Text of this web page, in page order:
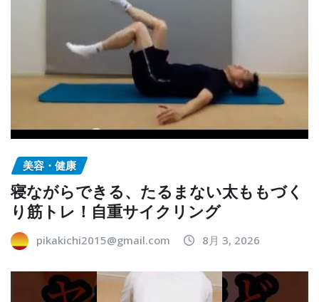
美容・健康
寝ながらできる、たるまない太ももづく
り筋トレ！自重サイクリング
pikakichi2015@gmail.com 8月 3, 2026